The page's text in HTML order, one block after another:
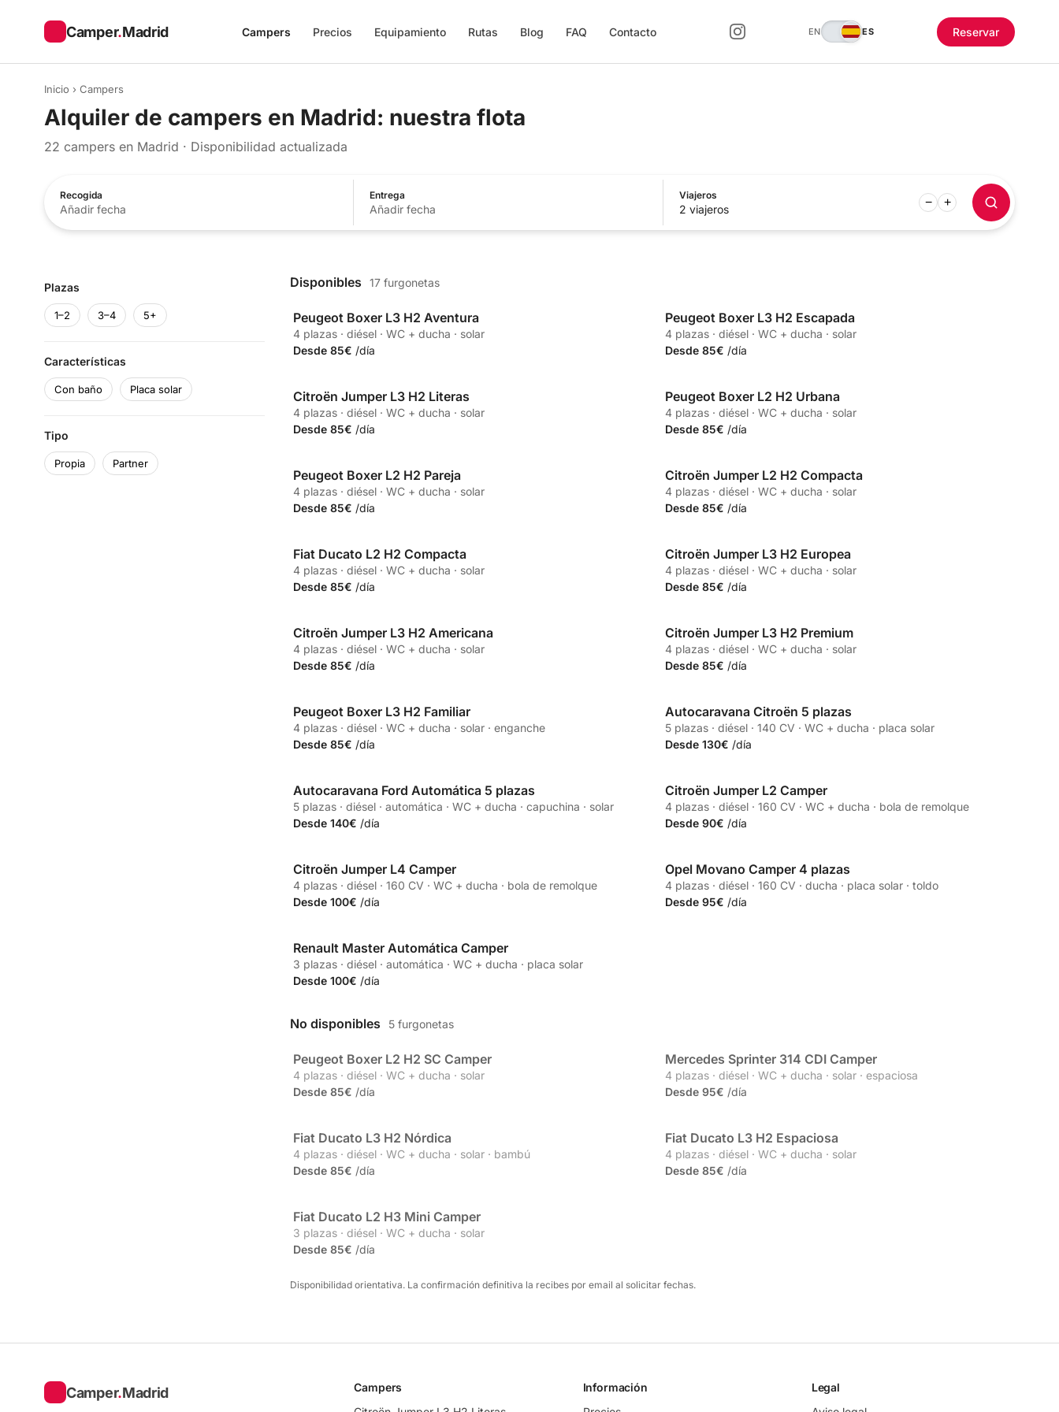
Camper.Madrid Campers Precios Equipamiento Rutas Blog FAQ Contacto EN ES Reservar
Inicio › Campers
Alquiler de campers en Madrid: nuestra flota
22 campers en Madrid · Disponibilidad actualizada
Recogida
Añadir fecha
Entrega
Añadir fecha
Viajeros
2 viajeros
− +
Plazas
1–2 3–4 5+
Características
Con baño Placa solar
Tipo
Propia Partner
Disponibles 17 furgonetas
Propia
Peugeot Boxer L3 H2 Aventura
4 plazas · diésel · WC + ducha · solar
Desde 85€ /día
Propia
Peugeot Boxer L3 H2 Escapada
4 plazas · diésel · WC + ducha · solar
Desde 85€ /día
Propia
Citroën Jumper L3 H2 Literas
4 plazas · diésel · WC + ducha · solar
Desde 85€ /día
Propia
Peugeot Boxer L2 H2 Urbana
4 plazas · diésel · WC + ducha · solar
Desde 85€ /día
Propia
Peugeot Boxer L2 H2 Pareja
4 plazas · diésel · WC + ducha · solar
Desde 85€ /día
Propia
Citroën Jumper L2 H2 Compacta
4 plazas · diésel · WC + ducha · solar
Desde 85€ /día
Propia
Fiat Ducato L2 H2 Compacta
4 plazas · diésel · WC + ducha · solar
Desde 85€ /día
Propia
Citroën Jumper L3 H2 Europea
4 plazas · diésel · WC + ducha · solar
Desde 85€ /día
Propia
Citroën Jumper L3 H2 Americana
4 plazas · diésel · WC + ducha · solar
Desde 85€ /día
Propia
Citroën Jumper L3 H2 Premium
4 plazas · diésel · WC + ducha · solar
Desde 85€ /día
Propia
Peugeot Boxer L3 H2 Familiar
4 plazas · diésel · WC + ducha · solar · enganche
Desde 85€ /día
Partner
Autocaravana Citroën 5 plazas
5 plazas · diésel · 140 CV · WC + ducha · placa solar
Desde 130€ /día
Partner
Autocaravana Ford Automática 5 plazas
5 plazas · diésel · automática · WC + ducha · capuchina · solar
Desde 140€ /día
Partner
Citroën Jumper L2 Camper
4 plazas · diésel · 160 CV · WC + ducha · bola de remolque
Desde 90€ /día
Partner
Citroën Jumper L4 Camper
4 plazas · diésel · 160 CV · WC + ducha · bola de remolque
Desde 100€ /día
Partner
Opel Movano Camper 4 plazas
4 plazas · diésel · 160 CV · ducha · placa solar · toldo
Desde 95€ /día
Partner
Renault Master Automática Camper
3 plazas · diésel · automática · WC + ducha · placa solar
Desde 100€ /día
No disponibles 5 furgonetas
Partner
Peugeot Boxer L2 H2 SC Camper
4 plazas · diésel · WC + ducha · solar
Desde 85€ /día
Partner
Mercedes Sprinter 314 CDI Camper
4 plazas · diésel · WC + ducha · solar · espaciosa
Desde 95€ /día
Propia
Fiat Ducato L3 H2 Nórdica
4 plazas · diésel · WC + ducha · solar · bambú
Desde 85€ /día
Propia
Fiat Ducato L3 H2 Espaciosa
4 plazas · diésel · WC + ducha · solar
Desde 85€ /día
Propia
Fiat Ducato L2 H3 Mini Camper
3 plazas · diésel · WC + ducha · solar
Desde 85€ /día
Disponibilidad orientativa. La confirmación definitiva la recibes por email al solicitar fechas.
Camper.Madrid
Campers
Información
Legal